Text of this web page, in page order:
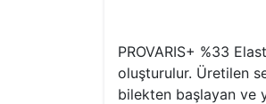
PROVARIS+ %33
oluşturulur. Üretilen
bilekten başlayan ve